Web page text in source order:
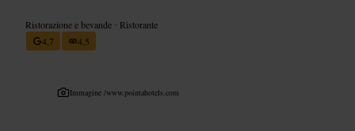
Ristorazione e bevande • Ristorante
4,7
4,5
Immagine /www.pointahotels.com